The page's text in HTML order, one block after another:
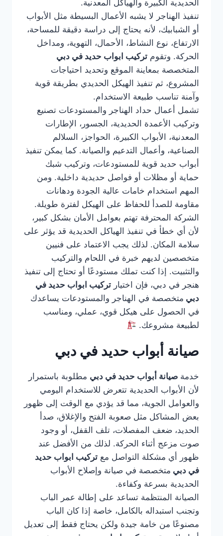
الحديدية الكبيرة والهياكل المعدنية.
تنفيذ الهناجر لا يشبه الأعمال البسيطة مثل الأبواب
أو الشبابيك، لأنه يحتاج إلى دراسة دقيقة للمساحة،
الارتفاع، نوع النشاط، الأحمال، التهوية، ومداخل
الحركة. وتقوم تركيب ابواب حديد في دبي
المتخصصة بمعاينة الموقع وتحديد احتياجات
المشروع، ثم تنفيذ الهيكل الحديدي بطريقة قوية
وآمنة تناسب طبيعة الاستخدام.
تشمل أعمال حداد الهناجر والمستودعات تصنيع
وتركيب الأعمدة الحديدية، الجسور، الإطارات
المعدنية، الأبواب الكبيرة، الحواجز، السلالم
الصناعية، وأعمال التدعيم والصيانة. كما يمكن تنفيذ
أبواب حديد قوية للمستودعات، وتركيب شبك
حماية أو مظلات أو فواصل حديدية داخلية. ومن
المهم استخدام خامات عالية الجودة ودهانات
مقاومة للصدأ للحفاظ على الهيكل لفترة طويلة.
الشركة المحترفة تهتم بعوامل الأمان بشكل كبير،
لأن أي خطأ في تنفيذ الهياكل الحديدية قد يؤثر على
سلامة المكان. لذلك يجب الاعتماد على فنيين
متخصصين لديهم خبرة في اللحام والتركيب
والتثبيت. إذا كنت تملك مستودعًا أو تحتاج إلى تنفيذ
هنجر في دبي، فإن اختيار تركيب ابواب حديد في
دبي متخصصة في الهناجر والمستودعات يساعدك
في الحصول على هيكل قوي، عملي، ومناسب
لطبيعة مشروعك.
صيانة أبواب حديد في دبي
خدمة صيانة أبواب حديد في دبي مطلوبة باستمرار
لأن الأبواب الحديدية تتعرض للاستخدام اليومي
والعوامل الجوية، مما قد يؤدي مع الوقت إلى ظهور
بعض المشاكل مثل صعوبة الفتح والإغلاق، صدأ
الحديد، ضعف المفصلات، تلف القفل، أو وجود
صوت مزعج أثناء الحركة. لذلك من الأفضل عند
ظهور أي مشكلة التواصل مع تركيب ابواب حديد
في دبي متخصصة في صيانة وإصلاح الأبواب
الحديدية بسرعة وكفاءة.
الصيانة المنتظمة تساعد على إطالة عمر الباب
وتجنب استبداله بالكامل، خاصة إذا كان الباب
مصنوعًا من خامة جيدة ولكن يحتاج فقط إلى تعديل